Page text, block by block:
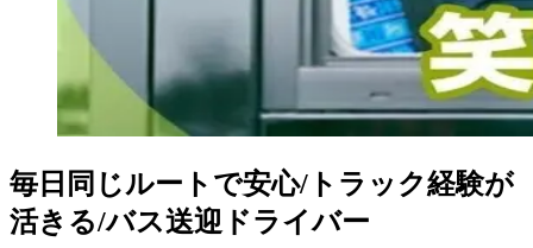
毎日同じルートで安心/トラック経験が
活きる/バス送迎ドライバー